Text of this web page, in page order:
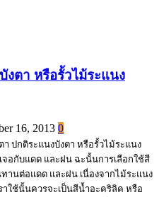
งตา หรือรั้วไม้ระแนง
16, 2013 0
ปกติระแนงบังตา หรือรั้วไม้ระแนง
อกับแดด และฝน ฉะนั้นการเลือกใช้สี
านต่อแดด และฝน เนื่องจากไม้ระแนง
ใช้นั้นควรจะเป็นสีนํ้าอะคริลิค หรือ